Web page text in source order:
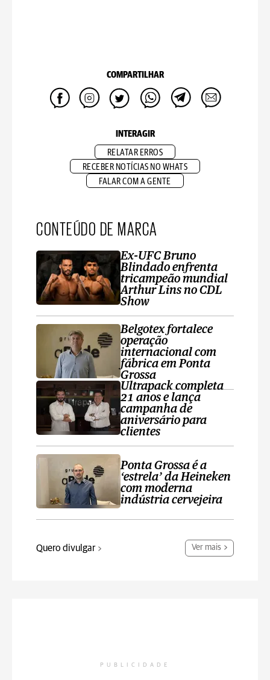
COMPARTILHAR
INTERAGIR
RELATAR ERROS
RECEBER NOTÍCIAS NO WHATS
FALAR COM A GENTE
CONTEÚDO DE MARCA
Ex-UFC Bruno
Blindado enfrenta
tricampeão mundial
Arthur Lins no CDL
Show
Belgotex fortalece
operação
internacional com
fábrica em Ponta
Grossa
Ultrapack completa
21 anos e lança
campanha de
aniversário para
clientes
Ponta Grossa é a
‘estrela’ da Heineken
com moderna
indústria cervejeira
Quero divulgar Ver mais
PUBLICIDADE